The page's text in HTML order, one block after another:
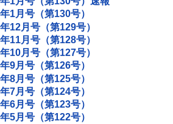
1月号（第130号）
12月号（第129号）
11月号（第128号）
10月号（第127号）
9月号（第126号）
8月号（第125号）
7月号（第124号）
6月号（第123号）
5月号（第122号）